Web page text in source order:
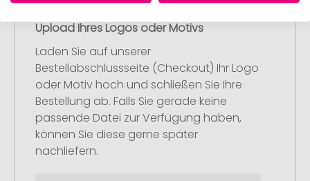
Upload Ihres Logos oder Motivs
Laden Sie auf unserer
Bestellabschlussseite (Checkout) Ihr Logo
oder Motiv hoch und schließen Sie Ihre
Bestellung ab. Falls Sie gerade keine
passende Datei zur Verfügung haben,
können Sie diese gerne später
nachliefern.